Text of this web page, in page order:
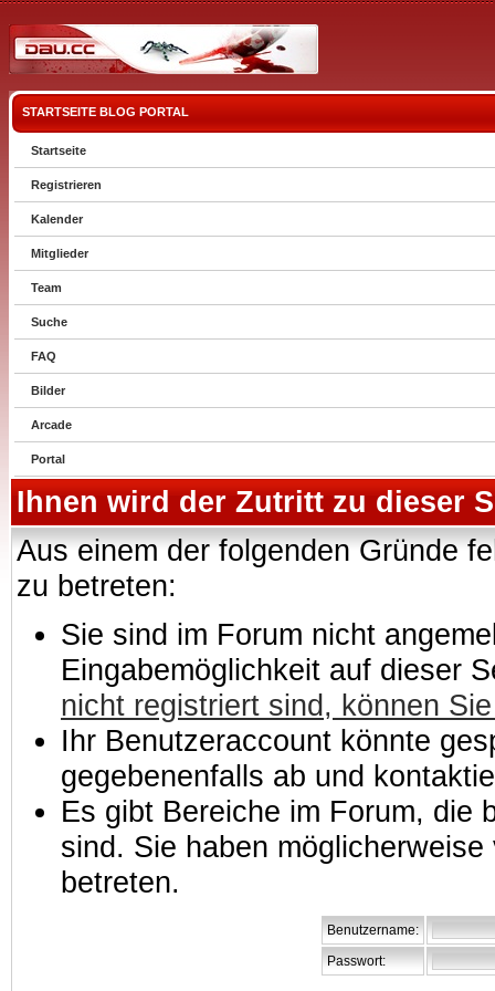
STARTSEITE BLOG PORTAL
Startseite
Registrieren
Kalender
Mitglieder
Team
Suche
FAQ
Bilder
Arcade
Portal
Ihnen wird der Zutritt zu dieser
Aus einem der folgenden Gründe
zu betreten:
Sie sind im Forum nicht
Eingabemöglichkeit auf dieser
nicht registriert sind, können
Ihr Benutzeraccount könnte
gegebenenfalls ab und
Es gibt Bereiche im Forum, die
sind. Sie haben
betreten.
Benutzername:
Passwort: